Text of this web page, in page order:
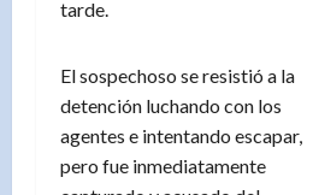
tarde.
El sospechoso se resistió a la
detención luchando con los
agentes e intentando escapar,
pero fue inmediatamente